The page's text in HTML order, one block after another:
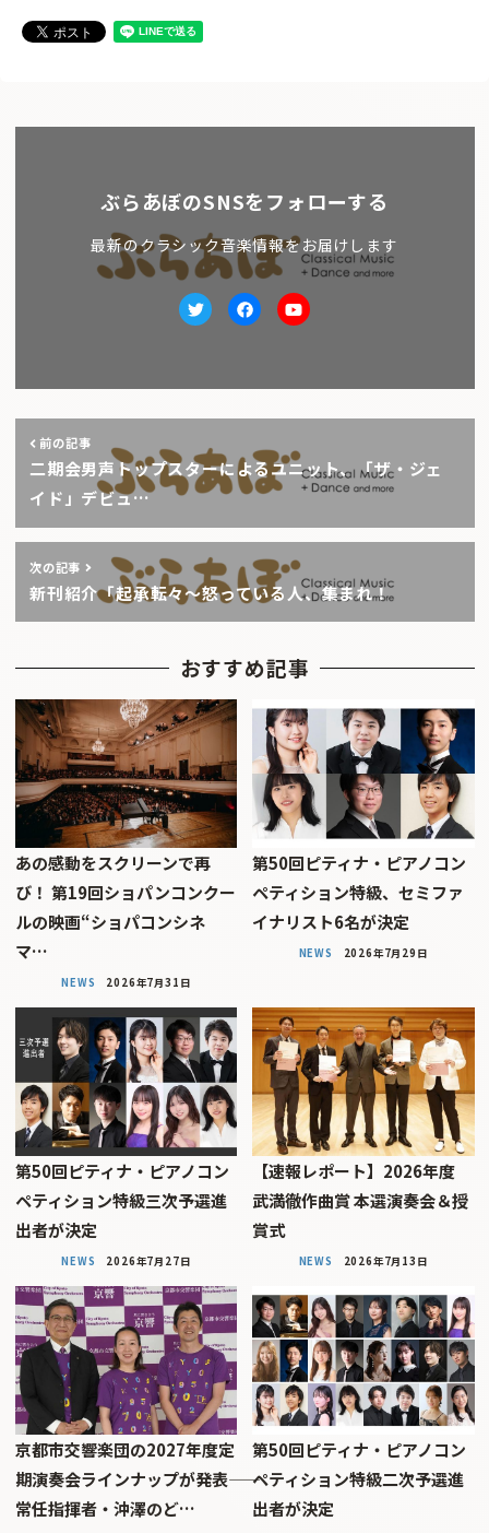
ぶらあぼのSNSをフォローする
最新のクラシック音楽情報をお届けします
TwitterfacebookYoutube
前の記事
二期会男声トップスターによるユニット、「ザ・ジェ
イド」デビュ…
次の記事
新刊紹介「起承転々〜怒っている人、集まれ！
おすすめ記事
あの感動をスクリーンで再
び！ 第19回ショパンコンクー
ルの映画“ショパコンシネ
マ…
NEWS 2026年7月31日
第50回ピティナ・ピアノコン
ペティション特級、セミファ
イナリスト6名が決定
NEWS 2026年7月29日
第50回ピティナ・ピアノコン
ペティション特級三次予選進
出者が決定
NEWS 2026年7月27日
【速報レポート】2026年度
武満徹作曲賞 本選演奏会＆授
賞式
NEWS 2026年7月13日
京都市交響楽団の2027年度定
期演奏会ラインナップが発表――
常任指揮者・沖澤のど…
第50回ピティナ・ピアノコン
ペティション特級二次予選進
出者が決定